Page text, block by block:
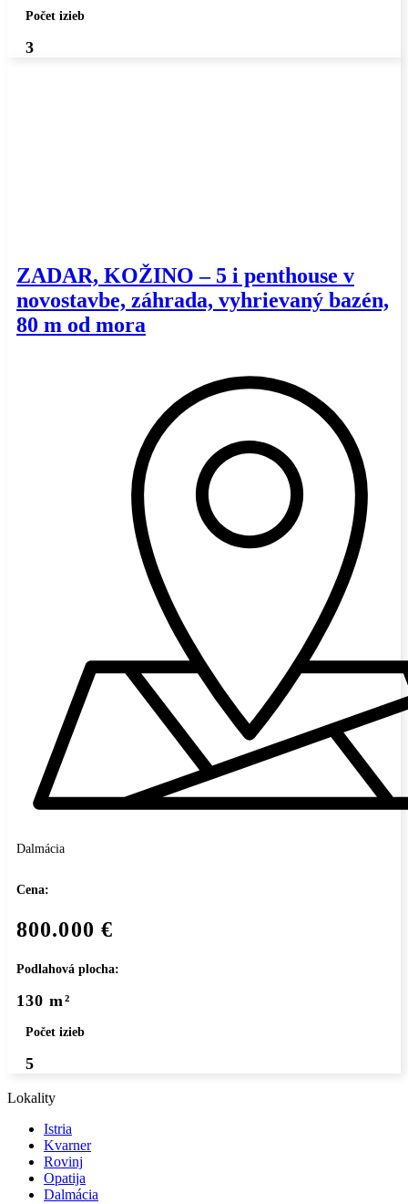
Počet izieb
3
ZADAR, KOŽINO – 5 i penthouse v
novostavbe, záhrada, vyhrievaný bazén,
80 m od mora
Dalmácia
Cena:
800.000 €
Podlahová plocha:
130 m²
Počet izieb
5
Lokality
Istria
Kvarner
Rovinj
Opatija
Dalmácia